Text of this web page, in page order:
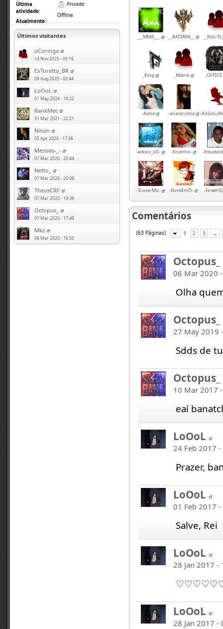
Última
atividade:
Privado
Atualmente:
Offline
Últimos visitantes
oCoringa
14 Nov 2025 - 00:16
ExToretto_BR
09 Aug 2025 - 02:44
LoOoL
01 May 2024 - 18:22
RankMec
31 Mar 2021 - 22:21
Nissin
05 Apr 2020 - 17:36
Messias-_-
07 Mar 2020 - 20:44
Netto_
07 Mar 2020 - 20:08
TheusCRF
07 Mar 2020 - 19:36
Octopus_
07 Mar 2020 - 17:49
Mkz
06 Mar 2020 - 16:50
___MMA___ __BATMAN__ __Rox-
_King _Matrix
-Aliine -anacarolina -
-eckoo_xD- -Enzinho- -
-ILove-Mu- -IloveEmO- -Israel-
Comentários
(63 Páginas) 1 2 3 →
Octopus_
06 Mar 2020
Olha
Octopus_
27 May 2019
Sdds de
Octopus_
10 Mar 2017
eaí
LoOoL
24 Feb 2017
Prazer,
LoOoL
01 Feb 2017
Salve, Rei
LoOoL
28 Jan 2017 -
LoOoL
28 Jan 2017 -